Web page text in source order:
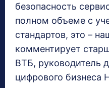
безопасность
полном объеме с
стандартов, это –
комментирует
ВТБ, руководитель
цифрового бизнеса